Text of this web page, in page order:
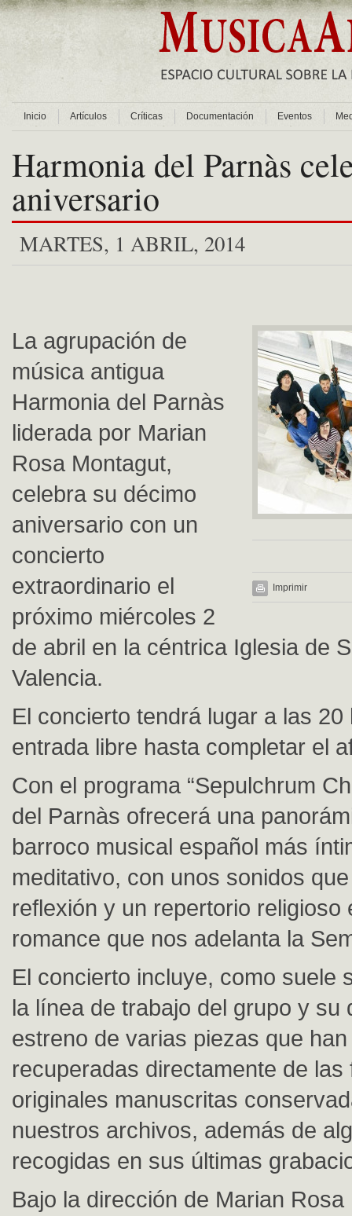
Inicio Artículos Críticas Documentación Eventos
Harmonia del Parnàs
aniversario
MARTES, 1 ABRIL, 2014
Imprimir
La agrupación de
música antigua
Harmonia del Parnàs
liderada por Marian
Rosa Montagut,
celebra su décimo
aniversario con un
concierto
extraordinario el
próximo miércoles 2
de abril en la céntrica Iglesia de
Valencia.
El concierto tendrá lugar a las
entrada libre hasta completar el
Con el programa “Sepulchrum
del Parnàs ofrecerá una
barroco musical español más
meditativo, con unos sonidos
reflexión y un repertorio religioso
romance que nos adelanta la
El concierto incluye, como suele
la línea de trabajo del grupo y su
estreno de varias piezas que
recuperadas directamente de las
originales manuscritas
nuestros archivos, además de
recogidas en sus últimas
Bajo la dirección de Marian Rosa